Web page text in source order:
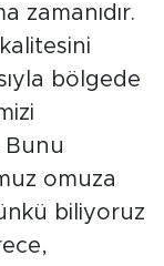
zamanıdır.
bölgede
Bunu
omuza
biliyoruz